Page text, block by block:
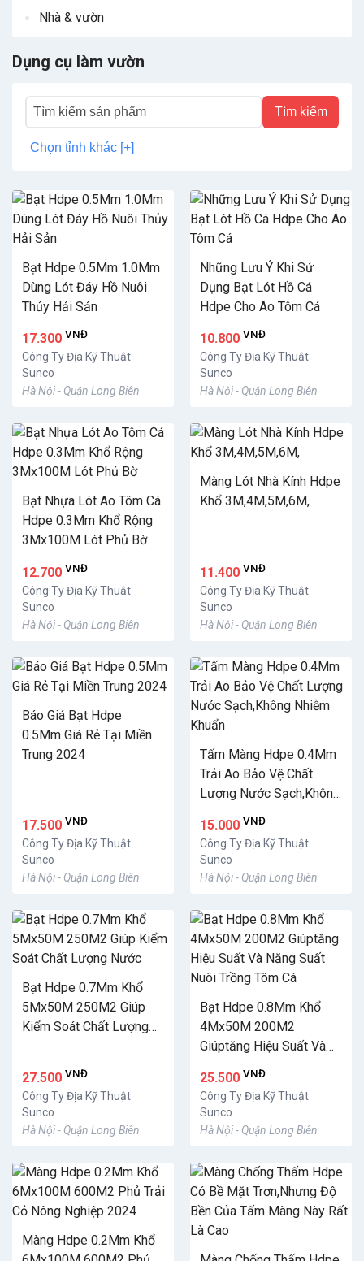
Dụng cụ làm vườn
Tìm kiếm
Chọn tỉnh khác [+]
Bạt Hdpe 0.5Mm 1.0Mm
Dùng Lót Đáy Hồ Nuôi
Thủy Hải Sản
17.300 VNĐ
Công Ty Địa Kỹ Thuật
Sunco
Hà Nội - Quận Long Biên
Những Lưu Ý Khi Sử
Dụng Bạt Lót Hồ Cá
Hdpe Cho Ao Tôm Cá
10.800 VNĐ
Công Ty Địa Kỹ Thuật
Sunco
Hà Nội - Quận Long Biên
Bạt Nhựa Lót Ao Tôm Cá
Hdpe 0.3Mm Khổ Rộng
3Mx100M Lót Phủ Bờ
12.700 VNĐ
Công Ty Địa Kỹ Thuật
Sunco
Hà Nội - Quận Long Biên
Màng Lót Nhà Kính Hdpe
Khổ 3M,4M,5M,6M,
11.400 VNĐ
Công Ty Địa Kỹ Thuật
Sunco
Hà Nội - Quận Long Biên
Báo Giá Bạt Hdpe
0.5Mm Giá Rẻ Tại Miền
Trung 2024
17.500 VNĐ
Công Ty Địa Kỹ Thuật
Sunco
Hà Nội - Quận Long Biên
Tấm Màng Hdpe 0.4Mm
Trải Ao Bảo Vệ Chất
Lượng Nước Sạch,Không
15.000 VNĐ
Công Ty Địa Kỹ Thuật
Sunco
Hà Nội - Quận Long Biên
Bạt Hdpe 0.7Mm Khổ
5Mx50M 250M2 Giúp
Kiểm Soát Chất Lượng
27.500 VNĐ
Công Ty Địa Kỹ Thuật
Sunco
Hà Nội - Quận Long Biên
Bạt Hdpe 0.8Mm Khổ
4Mx50M 200M2
Giúptăng Hiệu Suất Và
Năng Suất Nuôi Trồng
Tôm Cá
25.500 VNĐ
Công Ty Địa Kỹ Thuật
Sunco
Hà Nội - Quận Long Biên
Màng Hdpe 0.2Mm Khổ
Nhà & vườn